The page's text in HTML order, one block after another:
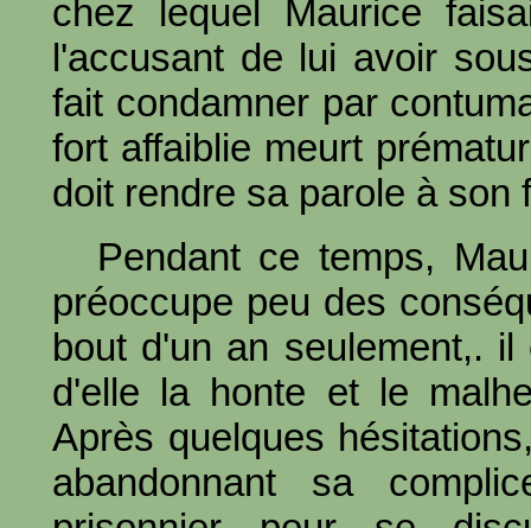
chez lequel Maurice
l'accusant de lui avoir
fait condamner par
fort affaiblie meurt
doit rendre sa parole à son
Pendant ce temps,
préoccupe peu des
bout d'un an seulement,.
d'elle la honte et le
Après quelques
abandonnant sa